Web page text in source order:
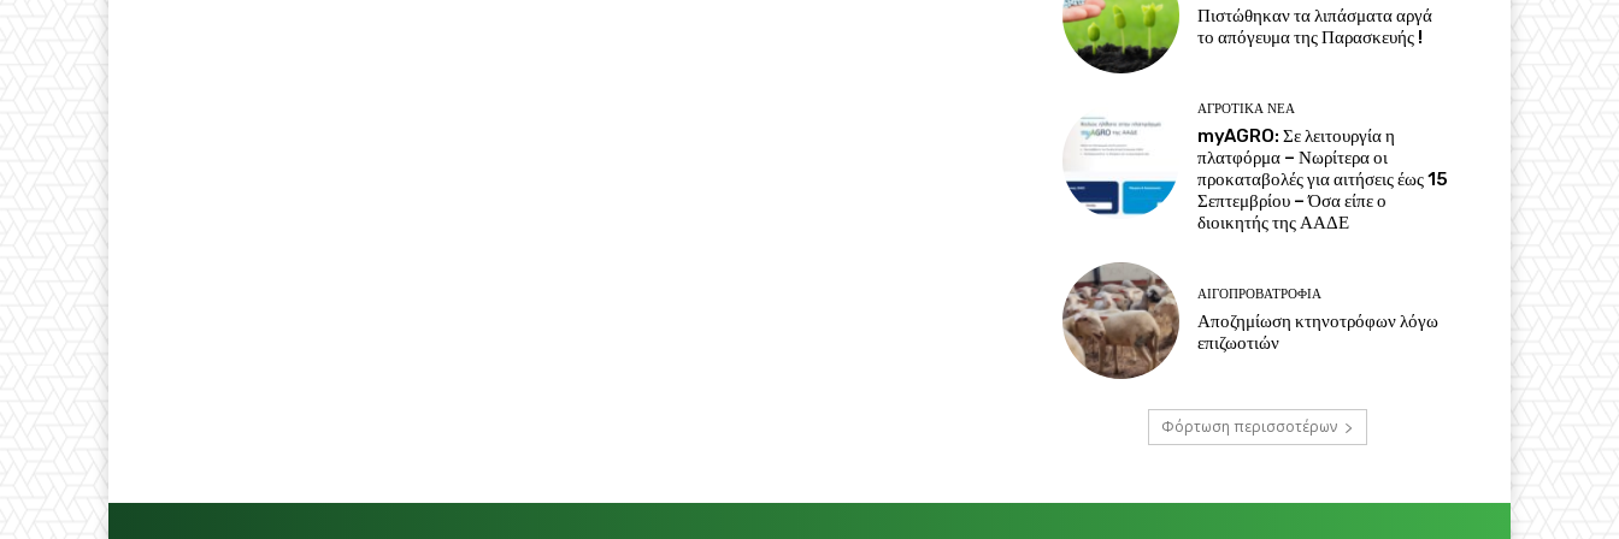
Πιστώθηκαν τα λιπάσματα αργά
το απόγευμα της Παρασκευής !
ΑΓΡΟΤΙΚΆ ΝΈΑ
myAGRO: Σε λειτουργία η
πλατφόρμα – Νωρίτερα οι
προκαταβολές για αιτήσεις έως 15
Σεπτεμβρίου – Όσα είπε ο
διοικητής της ΑΑΔΕ
ΑΙΓΟΠΡΟΒΑΤΡΟΦΊΑ
Αποζημίωση κτηνοτρόφων λόγω
επιζωοτιών
Φόρτωση περισσοτέρων